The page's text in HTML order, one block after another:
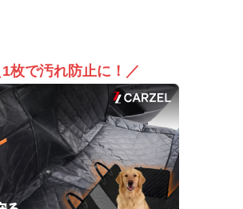
1枚で汚れ防止に！／